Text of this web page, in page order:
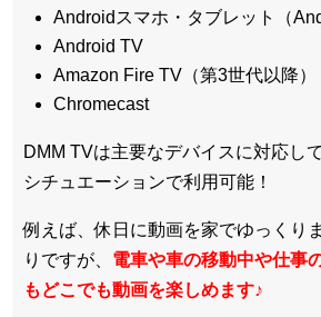
Androidスマホ・タブレット（
Android TV
Amazon Fire TV（第3世代以降）
Chromecast
DMM TVは主要なデバイスに対応し
シチュエーションで利用可能！
例えば、休日に動画を家でゆっくり
りですが、 電車や車の移動中や仕事
もどこでも動画を楽しめます♪